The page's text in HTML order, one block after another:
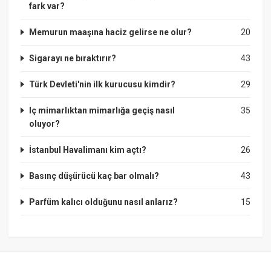
fark var?
20
Memurun maaşına haciz gelirse ne olur?
43
Sigarayı ne bıraktırır?
29
Türk Devleti'nin ilk kurucusu kimdir?
35
Iç mimarlıktan mimarlığa geçiş nasıl
oluyor?
26
İstanbul Havalimanı kim açtı?
43
Basınç düşürücü kaç bar olmalı?
15
Parfüm kalıcı olduğunu nasıl anlarız?